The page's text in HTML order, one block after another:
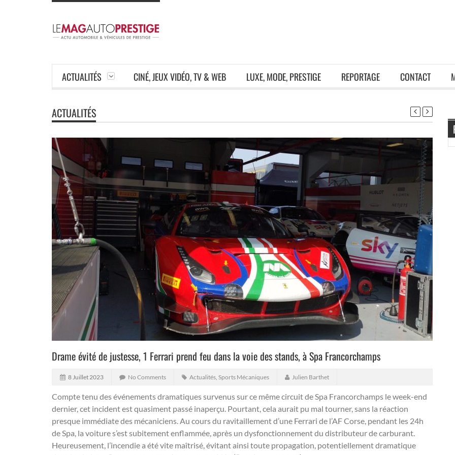
ACTUALITÉS CINÉ, JEUX VIDÉO, TV & WEB LUXE, MODE, PRESTIGE REPORTAGE CONTACT
ACTUALITÉS
Drame évité de justesse, 1 Ferrari prend feu dans la voie des stands, à Spa Francorchamps
8 Juillet 2023 No Comments Actualités, Sports Mécaniques Julien Barthet
Compte tenu des événements dramatiques survenus sur ce même circuit de Spa Francorchamps le week-end
dernier, cet incident est quasiment passé inaperçu. Pourtant, cela aurait pu mal tourner, sans la réaction
presque immédiate des mécaniciens. Au cours du ravitaillement d’une Ferrari de l’AF Corse, pendant les 24h
de Spa, la voiture s’est subitement enflammée, après un dysfonctionnement du distributeur de carburant.
Heureusement, l’incendie a été vite maîtrisé, évitant ainsi toute propagation, potentiellement dramatique